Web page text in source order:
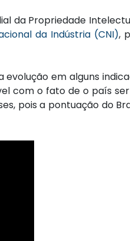
da Propriedade
da Indústria (CNI),
evolução em alguns
com o fato de o país
pois a pontuação do